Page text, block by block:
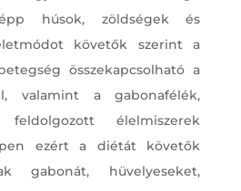
húsok, zöldségek és
követők szerint a
összekapcsolható a
valamint a gabonafélék,
élelmiszerek
ezért a diétát követők
gabonát, hüvelyeseket,